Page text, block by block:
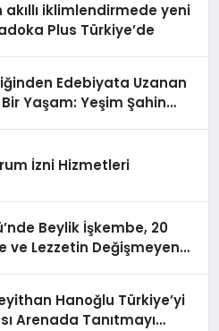
akıllı iklimlendirmede yeni
Plus Türkiye’de
Edebiyata Uzanan
Yaşam: Yeşim Şahin
İzni Hizmetleri
Beylik İşkembe, 20
ve Lezzetin Değişmeyen
Hanoğlu Türkiye’yi
Arenada Tanıtmayı